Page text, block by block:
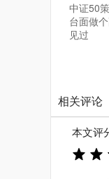
中证50
台面做
见过
相关评论
本文评